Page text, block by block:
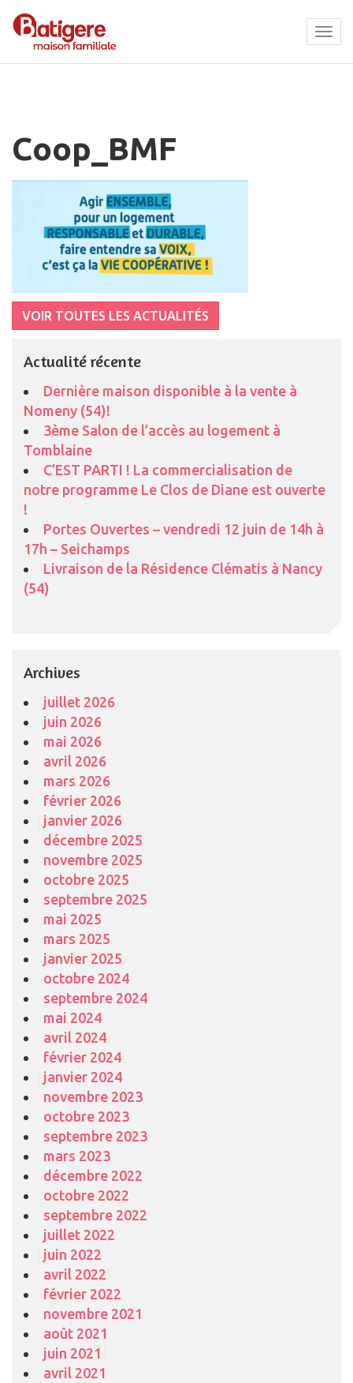
Coop_BMF
VOIR TOUTES LES ACTUALITÉS
Actualité récente
Dernière maison disponible à la vente à
Nomeny (54)!
3ème Salon de l’accès au logement à
Tomblaine
C’EST PARTI ! La commercialisation de
notre programme Le Clos de Diane est ouverte
!
Portes Ouvertes – vendredi 12 juin de 14h à
17h – Seichamps
Livraison de la Résidence Clématis à Nancy
(54)
Archives
juillet 2026
juin 2026
mai 2026
avril 2026
mars 2026
février 2026
janvier 2026
décembre 2025
novembre 2025
octobre 2025
septembre 2025
mai 2025
mars 2025
janvier 2025
octobre 2024
septembre 2024
mai 2024
avril 2024
février 2024
janvier 2024
novembre 2023
octobre 2023
septembre 2023
mars 2023
décembre 2022
octobre 2022
septembre 2022
juillet 2022
juin 2022
avril 2022
février 2022
novembre 2021
août 2021
juin 2021
avril 2021